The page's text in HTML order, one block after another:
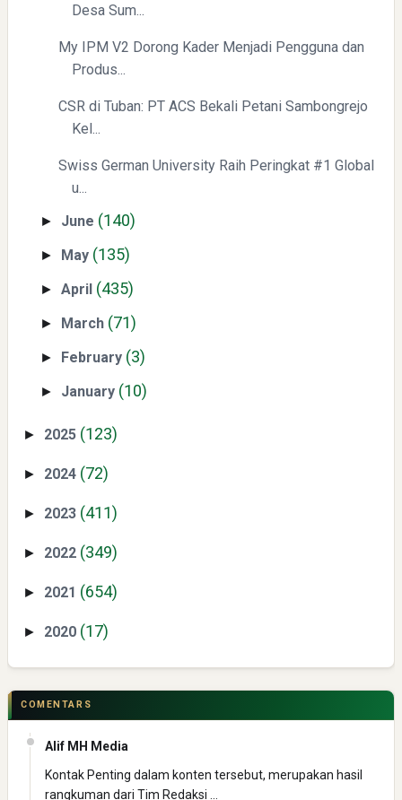
Non-Academic Prominence Versi EduRank 2026
Yaqut Cholil Qoumas: Kisah Inspiratif di Balik Kasus Hukum
Mengenal Dampak Kenaikan Suku Bunga terhadap Bitcoin
(BTC) dan Ekonomi Global
Yaqut Cholil Qoumas: Kisah Inspiratif di Balik Kasus Hukum
Menyongsong Masa Depan Buruh Indonesia dengan
Desa Sum...
My IPM V2 Dorong Kader Menjadi Pengguna dan
Produs...
CSR di Tuban: PT ACS Bekali Petani Sambongrejo
Kel...
Swiss German University Raih Peringkat #1 Global
u...
► June (140)
► May (135)
►April (435)
► March (71)
► February (3)
► January (10)
► 2025 (123)
► 2024 (72)
► 2023 (411)
► 2022 (349)
► 2021 (654)
► 2020 (17)
COMENTARS
Alif MH Media
Kontak Penting dalam konten tersebut, merupakan hasil
rangkuman dari Tim Redaksi …